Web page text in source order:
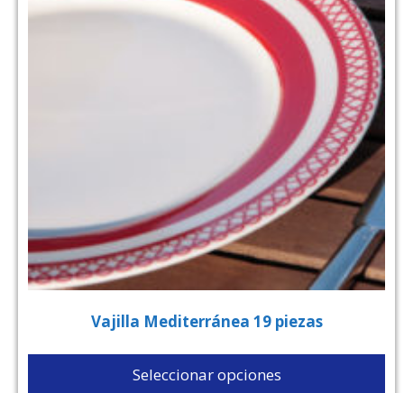
Vajilla Mediterránea 19 piezas
Seleccionar opciones